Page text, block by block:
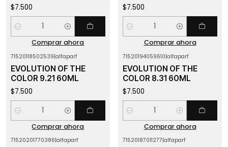
$7.500
Cantidad
Comprar ahora
$7.500
Cantidad
Comprar ahora
71520118502539|alfaparf
EVOLUTION OF THE
COLOR 9.21 60ML
$7.500
Cantidad
Comprar ahora
71520194059610|alfaparf
EVOLUTION OF THE
COLOR 8.31 60ML
$7.500
Cantidad
Comprar ahora
71520201770386|alfaparf 71520187011277|alfaparf